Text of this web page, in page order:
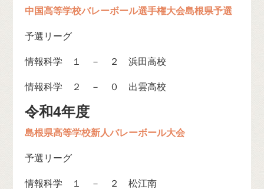
中国高等学校バレーボール選手権大会島根県予選
予選リーグ
情報科学 １ － ２ 浜田高校
情報科学 ２ － ０ 出雲高校
令和4年度
島根県高等学校新人バレーボール大会
予選リーグ
情報科学 １ － ２ 松江南